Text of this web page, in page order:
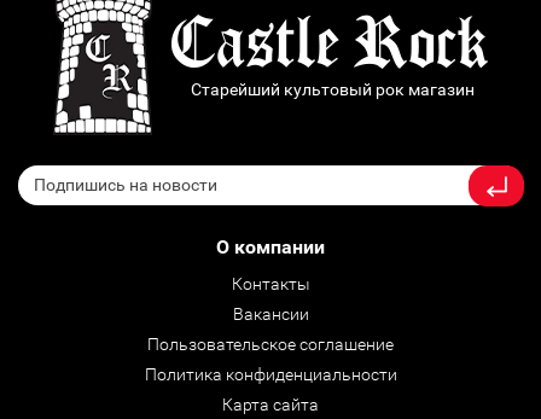
Старейший культовый рок магазин
О компании
Контакты
Вакансии
Пользовательское соглашение
Политика конфиденциальности
Карта сайта